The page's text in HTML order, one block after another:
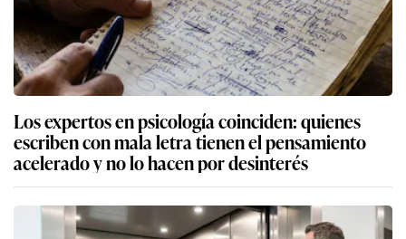
Los expertos en psicología coinciden: quienes
escriben con mala letra tienen el pensamiento
acelerado y no lo hacen por desinterés